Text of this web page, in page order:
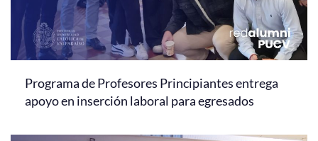
Programa de Profesores Principiantes entrega
apoyo en inserción laboral para egresados